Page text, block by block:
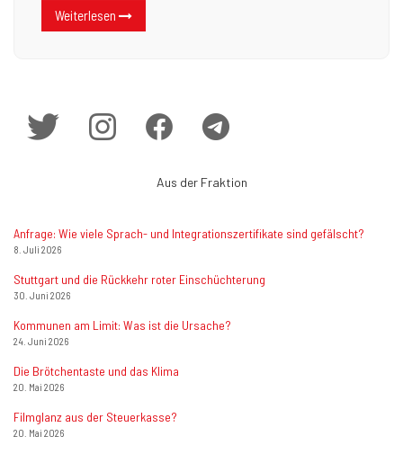
Weiterlesen
Aus der Fraktion
Anfrage: Wie viele Sprach- und Integrationszertifikate sind gefälscht?
8. Juli 2026
Stuttgart und die Rückkehr roter Einschüchterung
30. Juni 2026
Kommunen am Limit: Was ist die Ursache?
24. Juni 2026
Die Brötchentaste und das Klima
20. Mai 2026
Filmglanz aus der Steuerkasse?
20. Mai 2026